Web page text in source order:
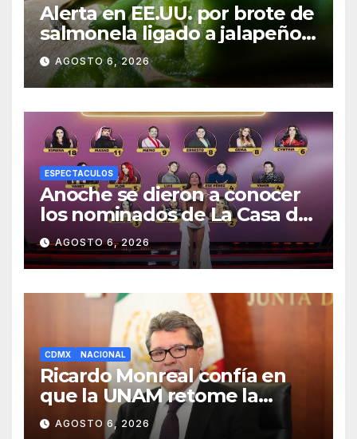
Alerta en EE.UU. por brote de
salmonela ligado a jalapeños
mexicanos; reportan 345
casos
AGOSTO 6, 2026
ESPECTACULOS
Anoche se dieron a conocer
los nominados de La Casa de
los Famosos México 2026 en
la segunda semana
AGOSTO 6, 2026
CDMX NACIONAL
Ricardo Monreal confía en
que la UNAM retome la
normalidad e inicie el
AGOSTO 6, 2026